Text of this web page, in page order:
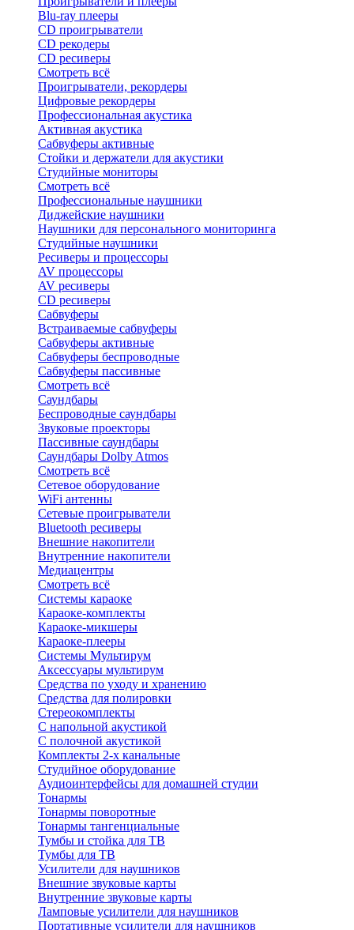
Blu-ray плееры
CD проигрыватели
CD рекодеры
CD ресиверы
Смотреть всё
Проигрыватели, рекордеры
Цифровые рекордеры
Профессиональная акустика
Активная акустика
Сабвуферы активные
Стойки и держатели для акустики
Студийные мониторы
Смотреть всё
Профессиональные наушники
Диджейские наушники
Наушники для персонального мониторинга
Студийные наушники
Ресиверы и процессоры
AV процессоры
AV ресиверы
CD ресиверы
Сабвуферы
Встраиваемые сабвуферы
Сабвуферы активные
Сабвуферы беспроводные
Сабвуферы пассивные
Смотреть всё
Саундбары
Беспроводные саундбары
Звуковые проекторы
Пассивные саундбары
Саундбары Dolby Atmos
Смотреть всё
Сетевое оборудование
WiFi антенны
Сетевые проигрыватели
Bluetooth ресиверы
Внешние накопители
Внутренние накопители
Медиацентры
Смотреть всё
Системы караоке
Караоке-комплекты
Караоке-микшеры
Караоке-плееры
Системы Мультирум
Аксессуары мультирум
Средства по уходу и хранению
Средства для полировки
Стереокомплекты
C напольной акустикой
C полочной акустикой
Комплекты 2-х канальные
Студийное оборудование
Аудиоинтерфейсы для домашней студии
Тонармы
Тонармы поворотные
Тонармы тангенциальные
Тумбы и стойка для ТВ
Тумбы для ТВ
Усилители для наушников
Внешние звуковые карты
Внутренние звуковые карты
Ламповые усилители для наушников
Портативные усилители для наушников